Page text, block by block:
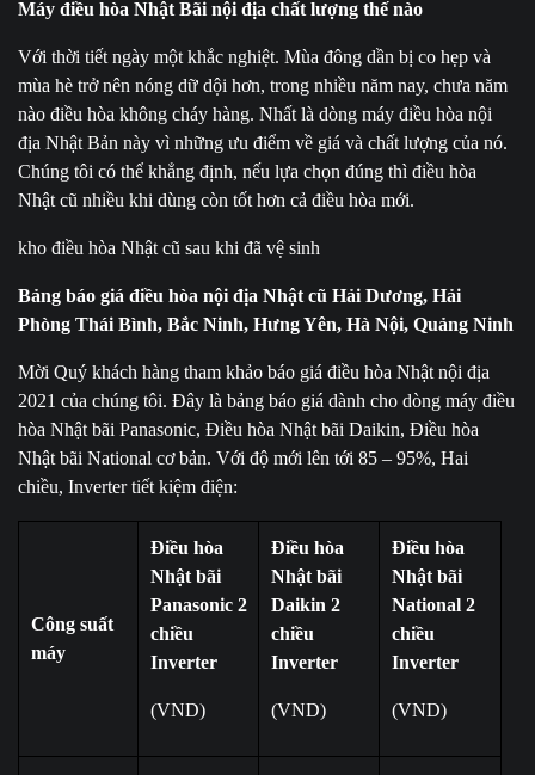
Máy điều hòa Nhật Bãi nội địa chất lượng thế nào
Với thời tiết ngày một khắc nghiệt. Mùa đông dần bị co hẹp và
mùa hè trở nên nóng dữ dội hơn, trong nhiều năm nay, chưa năm
nào điều hòa không cháy hàng. Nhất là dòng máy điều hòa nội
địa Nhật Bản này vì những ưu điểm về giá và chất lượng của nó.
Chúng tôi có thể khẳng định, nếu lựa chọn đúng thì điều hòa
Nhật cũ nhiều khi dùng còn tốt hơn cả điều hòa mới.
kho điều hòa Nhật cũ sau khi đã vệ sinh
Bảng báo giá điều hòa nội địa Nhật cũ Hải Dương, Hải
Phòng Thái Bình, Bắc Ninh, Hưng Yên, Hà Nội, Quảng Ninh
Mời Quý khách hàng tham khảo báo giá điều hòa Nhật nội địa
2021 của chúng tôi. Đây là bảng báo giá dành cho dòng máy điều
hòa Nhật bãi Panasonic, Điều hòa Nhật bãi Daikin, Điều hòa
Nhật bãi National cơ bản. Với độ mới lên tới 85 – 95%, Hai
chiều, Inverter tiết kiệm điện:
Công suất
máy
Điều hòa
Nhật bãi
Panasonic 2
chiều
Inverter
(VND)
Điều hòa
Nhật bãi
Daikin 2
chiều
Inverter
(VND)
Điều hòa
Nhật bãi
National 2
chiều
Inverter
(VND)